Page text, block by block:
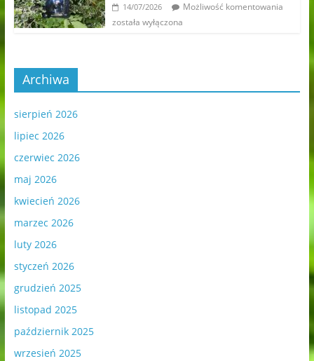
14/07/2026
Możliwość komentowania
została wyłączona
Archiwa
sierpień 2026
lipiec 2026
czerwiec 2026
maj 2026
kwiecień 2026
marzec 2026
luty 2026
styczeń 2026
grudzień 2025
listopad 2025
październik 2025
wrzesień 2025